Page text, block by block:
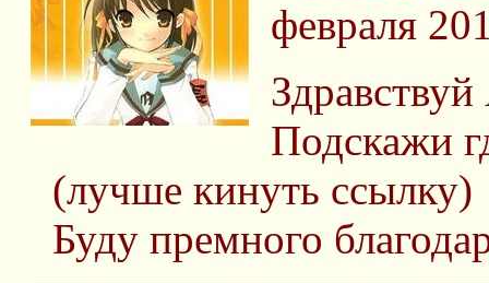
февраля
Подскажи
(лучше кинуть ссылку)
Буду премного